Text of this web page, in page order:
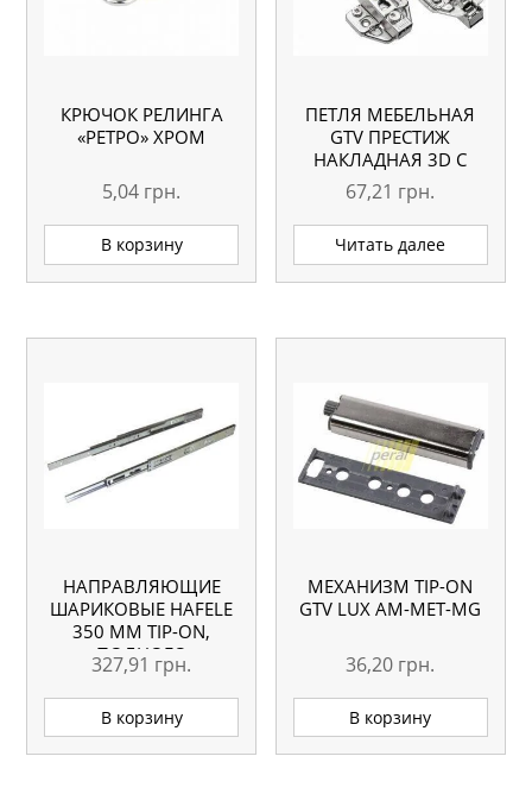
КРЮЧОК РЕЛИНГА
«РЕТРО» ХРОМ
5,04 грн.
В корзину
ПЕТЛЯ МЕБЕЛЬНАЯ
GTV ПРЕСТИЖ
НАКЛАДНАЯ 3D С
ДОВОДЧИКОМ ZM-
CNHC09BR2
67,21 грн.
Читать далее
НАПРАВЛЯЮЩИЕ
ШАРИКОВЫЕ HAFELE
350 ММ TIP-ON,
ПОЛНОГО
ВЫДВИЖЕНИЯ,
БОКОВОЙ МОНТАЖ
327,91 грн.
В корзину
МЕХАНИЗМ TIP-ON
GTV LUX AM-MET-MG
36,20 грн.
В корзину